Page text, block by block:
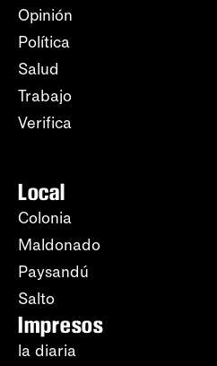
Opinión
Política
Salud
Trabajo
Verifica
Local
Colonia
Maldonado
Paysandú
Salto
Impresos
la diaria